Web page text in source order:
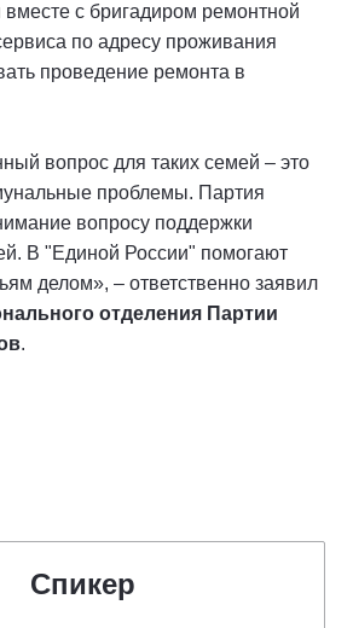
вместе с бригадиром ремонтной
по адресу проживания
проведение ремонта в
вопрос для таких семей – это
проблемы. Партия
вопросу поддержки
В "Единой России" помогают
делом», – ответственно заявил
отделения Партии
.
Спикер